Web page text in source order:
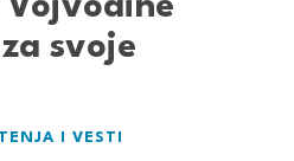
Vojvodine
svoje
I VESTI